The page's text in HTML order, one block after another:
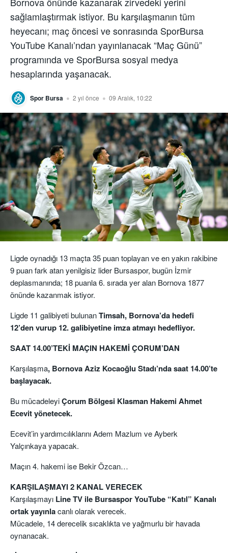
sağlamlaştırmak istiyor. Bu karşılaşmanın tüm
heyecanı; maç öncesi ve sonrasında SporBursa
YouTube Kanalı’ndan yayınlanacak “Maç Günü”
programında ve SporBursa sosyal medya
hesaplarında yaşanacak.
Spor Bursa 2 yıl önce 09 Aralık, 10:22
Ligde oynadığı 13 maçta 35 puan toplayan ve en yakın rakibine
9 puan fark atan yenilgisiz lider Bursaspor, bugün İzmir
deplasmanında; 18 puanla 6. sırada yer alan Bornova 1877
önünde kazanmak istiyor.
Ligde 11 galibiyeti bulunanTimsah, Bornova’da hedefi
12’den vurup 12. galibiyetine imza atmayı hedefliyor.
SAAT 14.00’TEKİ MAÇIN HAKEMİ ÇORUM’DAN
Karşılaşma, Bornova Aziz Kocaoğlu Stadı’nda saat 14.00’te
başlayacak.
Bu mücadeleyiÇorum Bölgesi Klasman Hakemi Ahmet
Ecevit yönetecek.
Ecevit’in yardımcılıklarını Adem Mazlum ve Ayberk
Yalçınkaya yapacak.
Maçın 4. hakemi ise Bekir Özcan…
KARŞILAŞMAYI 2 KANAL VERECEK
Karşılaşmayı Line TV ile Bursaspor YouTube “Katıl” Kanalı
ortak yayınlacanlı olarak verecek.
Mücadele, 14 derecelik sıcaklıkta ve yağmurlu bir havada
oynanacak.